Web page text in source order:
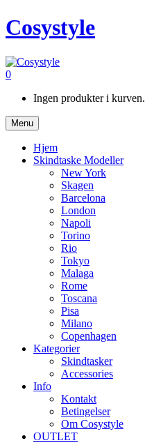
Cosystyle
0
Ingen produkter i kurven.
Menu
Hjem
Skindtaske Modeller
New York
Skagen
Barcelona
London
Napoli
Torino
Rio
Tokyo
Malaga
Rome
Toscana
Pisa
Milano
Copenhagen
Kategorier
Skindtasker
Accessories
Info
Kontakt
Betingelser
Om Cosystyle
OUTLET